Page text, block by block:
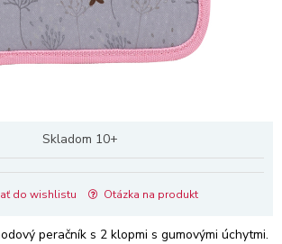
Skladom 10+
do wishlistu Otázka na produkt
peračník s 2 klopmi s gumovými úchytmi.